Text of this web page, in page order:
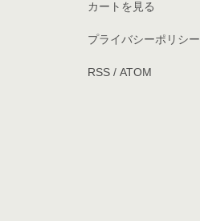
カートを見る
プライバシーポリシー
RSS/ ATOM